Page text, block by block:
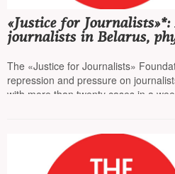
«Justice for
journalists in Belarus,
during the war in Ukraine
The «Justice for Journalists»
repression and pressure on
with more than twenty cases in a